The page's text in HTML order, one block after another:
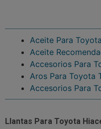
Aceite Para
Aceite
Accesorios Para
Aros Para Toyota
Accesorios Para
Llantas Para Toyota